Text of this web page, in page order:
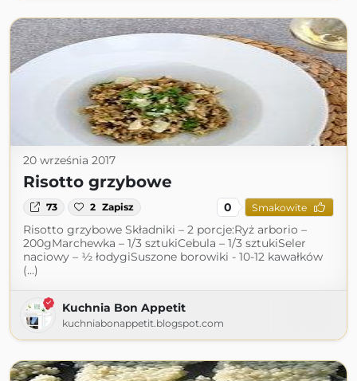
20 września 2017
Risotto grzybowe
73 2 Zapisz 0 Smakowite
Risotto grzybowe Składniki – 2 porcje:Ryż arborio –
200gMarchewka – 1/3 sztukiCebula – 1/3 sztukiSeler
naciowy – ½ łodygiSuszone borowiki - 10-12 kawałków
(...)
Kuchnia Bon Appetit
kuchniabonappetit.blogspot.com